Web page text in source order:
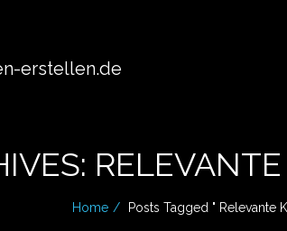
erstellen.de
Home Posts Tagged " Relevante